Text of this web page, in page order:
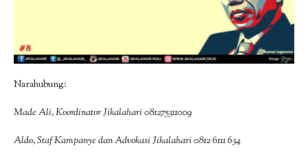
Narahubung:
Made Ali, Koordinator Jikalahari 081275311009
Aldo, Staf Kampanye dan Advokasi Jikalahari 0812 6111 634